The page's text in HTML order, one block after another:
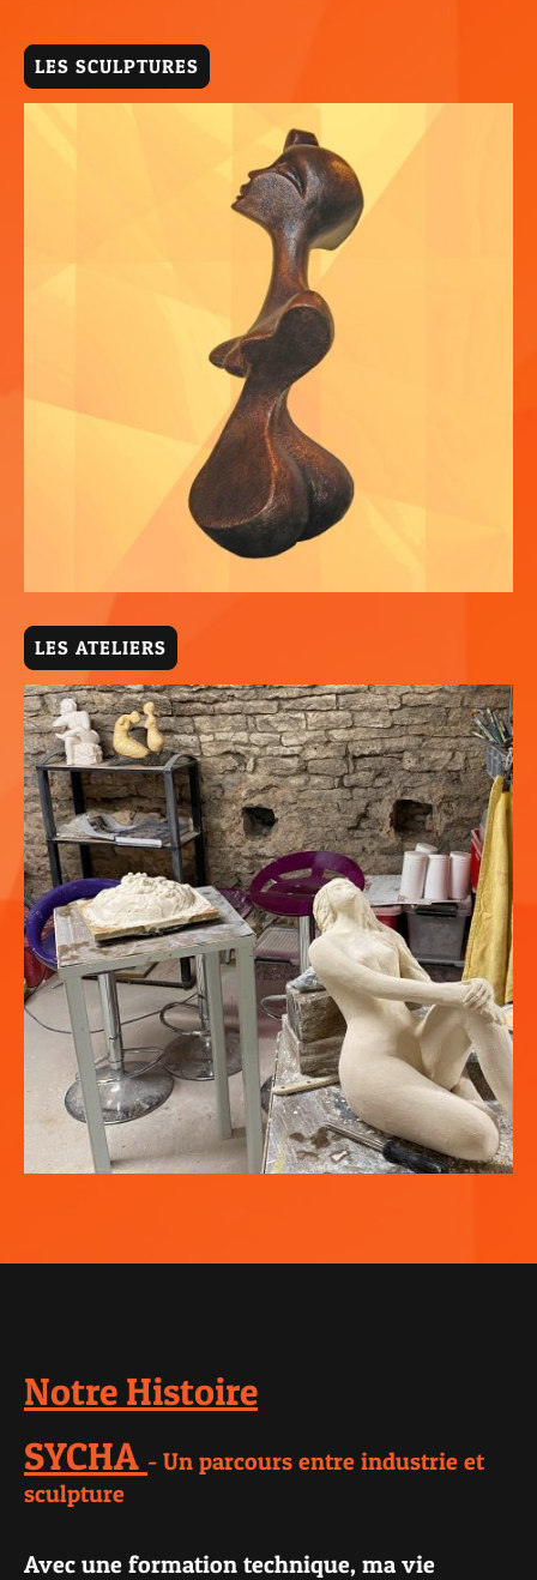
LES SCULPTURES
LES ATELIERS
Notre Histoire
SYCHA - Un parcours entre industrie et
sculpture
Avec une formation technique, ma vie